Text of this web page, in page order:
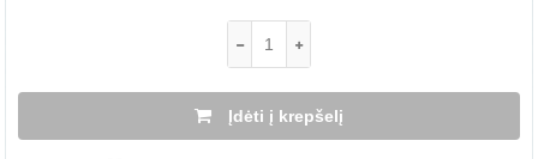
Įdėti į krepšelį